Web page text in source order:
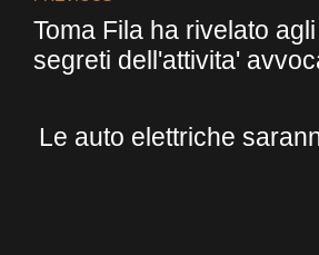
Toma Fila ha rivelato
segreti dell'attivita'
Le auto elettriche